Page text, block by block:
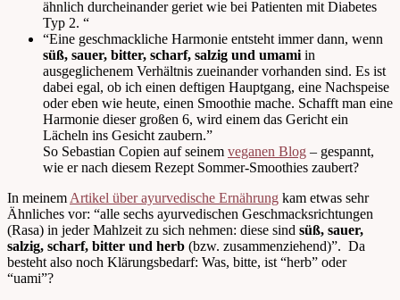
ähnlich durcheinander geriet wie bei Patienten mit Diabetes
Typ 2. “
“Eine geschmackliche Harmonie entsteht immer dann, wenn
süß, sauer, bitter, scharf, salzig und umami in
ausgeglichenem Verhältnis zueinander vorhanden sind. Es ist
dabei egal, ob ich einen deftigen Hauptgang, eine Nachspeise
oder eben wie heute, einen Smoothie mache. Schafft man eine
Harmonie dieser großen 6, wird einem das Gericht ein
Lächeln ins Gesicht zaubern.”
So Sebastian Copien auf seinem veganen Blog – gespannt,
wie er nach diesem Rezept Sommer-Smoothies zaubert?
In meinem Artikel über ayurvedische Ernährung kam etwas sehr
Ähnliches vor: “alle sechs ayurvedischen Geschmacksrichtungen
(Rasa) in jeder Mahlzeit zu sich nehmen: diese sind süß, sauer,
salzig, scharf, bitter und herb (bzw. zusammenziehend)”. Da
besteht also noch Klärungsbedarf: Was, bitte, ist “herb” oder
“uami”?